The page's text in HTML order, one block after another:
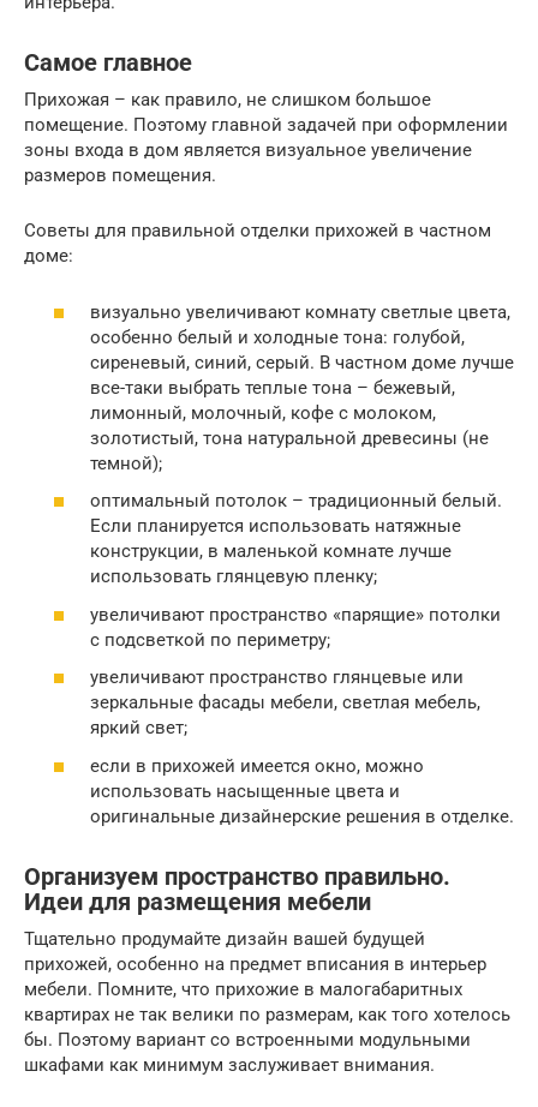
Самое главное
Прихожая – как правило, не слишком большое
помещение. Поэтому главной задачей при оформлении
зоны входа в дом является визуальное увеличение
размеров помещения.
Советы для правильной отделки прихожей в частном
доме:
визуально увеличивают комнату светлые цвета,
особенно белый и холодные тона: голубой,
сиреневый, синий, серый. В частном доме лучше
все-таки выбрать теплые тона – бежевый,
лимонный, молочный, кофе с молоком,
золотистый, тона натуральной древесины (не
темной);
оптимальный потолок – традиционный белый.
Если планируется использовать натяжные
конструкции, в маленькой комнате лучше
использовать глянцевую пленку;
увеличивают пространство «парящие» потолки
с подсветкой по периметру;
увеличивают пространство глянцевые или
зеркальные фасады мебели, светлая мебель,
яркий свет;
если в прихожей имеется окно, можно
использовать насыщенные цвета и
оригинальные дизайнерские решения в отделке.
Организуем пространство правильно.
Идеи для размещения мебели
Тщательно продумайте дизайн вашей будущей
прихожей, особенно на предмет вписания в интерьер
мебели. Помните, что прихожие в малогабаритных
квартирах не так велики по размерам, как того хотелось
бы. Поэтому вариант со встроенными модульными
шкафами как минимум заслуживает внимания.